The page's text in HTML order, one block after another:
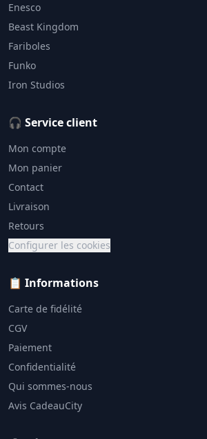
Enesco
Beast Kingdom
Fariboles
Funko
Iron Studios
🎧 Service client
Mon compte
Mon panier
Contact
Livraison
Retours
Configurer les cookies
📋 Informations
Carte de fidélité
CGV
Paiement
Confidentialité
Qui sommes-nous
Avis CadeauCity